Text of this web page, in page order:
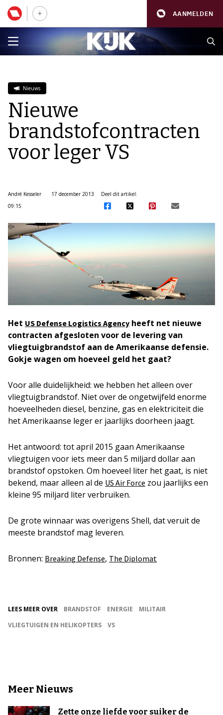
AANMELDEN
Nieuws
Nieuwe
brandstofcontracten
voor leger VS
André Kesseler
17 december 2013
09:15
Deel dit artikel:
Het US Defense Logistics Agency heeft net nieuwe
contracten afgesloten voor de levering van
vliegtuigbrandstof aan de Amerikaanse defensie.
Gokje wagen om hoeveel geld het gaat?
Voor alle duidelijkheid: we hebben het alleen over
vliegtuigbrandstof. Niet over de ongetwijfeld enorme
hoeveelheden diesel, benzine, gas en elektriciteit die
het Amerikaanse leger er jaarlijks doorheen jaagt.
Het antwoord: tot april 2015 gaan Amerikaanse
vliegtuigen voor iets meer dan 5 miljard dollar aan
brandstof opstoken. Om hoeveel liter het gaat, is niet
bekend, maar alleen al de US Air Force zou jaarlijks een
kleine 95 miljard liter verbruiken.
De grote winnaar was overigens Shell, dat veruit de
meeste brandstof mag leveren.
Bronnen: Breaking Defense, The Diplomat
LEES MEER OVER BRANDSTOF ENERGIE
MILITAIR
VLIEGTUIGEN EN HELIKOPTERS
VS
Meer Nieuws
Zette onze liefde voor suiker de